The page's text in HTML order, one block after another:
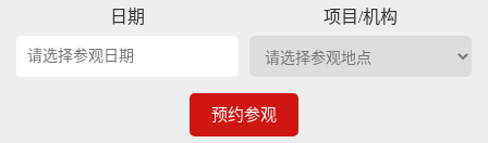
日期 项目/机构
预约参观